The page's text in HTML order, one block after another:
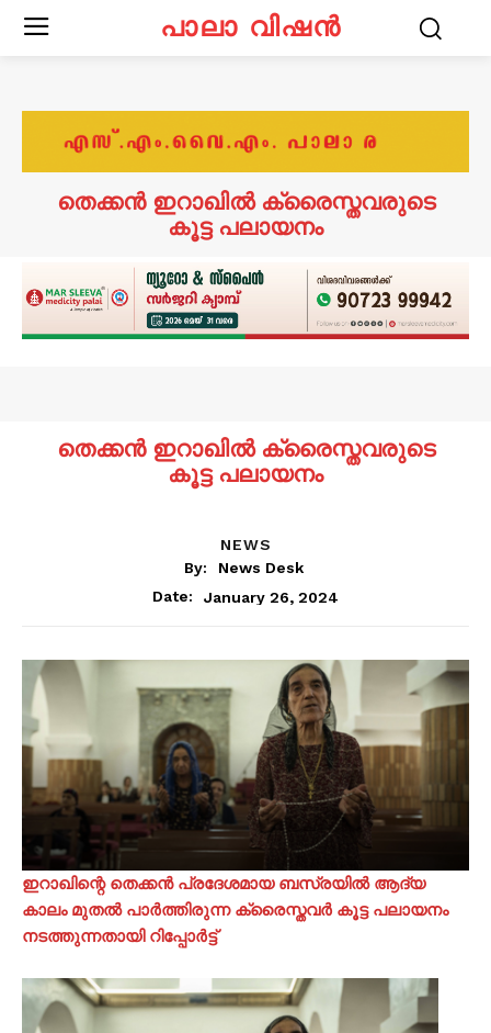
പാലാ വിഷൻ
തെക്കൻ ഇറാഖിൽ ക്രൈസ്തവരുടെ
കൂട്ട പലായനം
തെക്കൻ ഇറാഖിൽ ക്രൈസ്തവരുടെ
കൂട്ട പലായനം
NEWS
By:
News Desk
Date:
January 26, 2024
ഇറാഖിന്റെ തെക്കൻ പ്രദേശമായ ബസ്രയിൽ ആദ്യ
കാലം മുതൽ പാർത്തിരുന്ന ക്രൈസ്തവർ കൂട്ട പലായനം
നടത്തുന്നതായി റിപ്പോർട്ട്